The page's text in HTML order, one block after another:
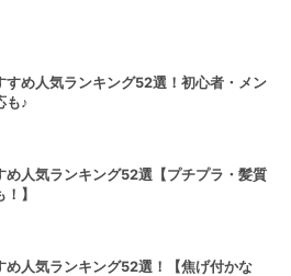
すめ人気ランキング52選！初心者・メン
も♪
め人気ランキング52選【プチプラ・髪質
】
め人気ランキング52選！【焦げ付かな